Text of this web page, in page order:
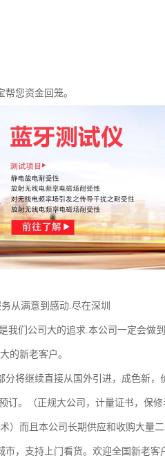
您资金回笼。
从满意到感动.尽在深圳
我们公司大的追求.本公司一定会做到
的新老客户。
分将继续直接从国外引进，成色新
订。（正规大公司，计量证书，保
而且本公司长期供应和收购大量二
，支持上门看货。欢迎全国新老客